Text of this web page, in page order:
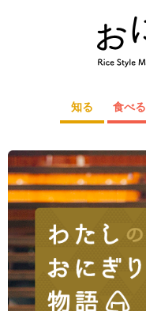
知る 食べる